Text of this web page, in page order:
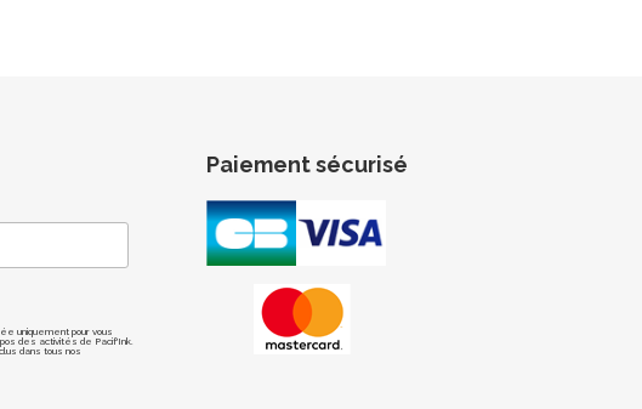
uniquement pour vous
des activités de Pacif'Ink.
dans tous nos
Paiement sécurisé